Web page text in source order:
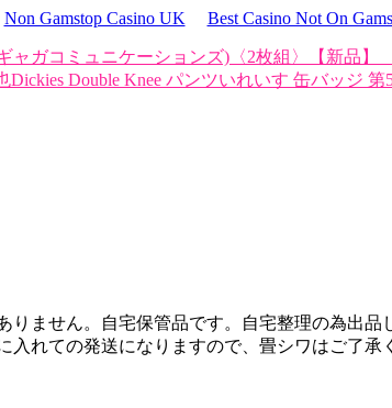
Non Gamstop Casino UK Best Casino Not On
ガコミュニケーションズ)〈2枚組〉 【新品
Dickies Double Knee パンツいれいす 缶バッジ 第
ません。自宅保管品です。自宅整理の為出品
れての発送になりますので、畳シワはご了承